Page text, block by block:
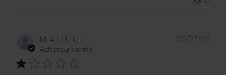
M.A L.🇳🇱
Acheteur vérifié
05/22/26